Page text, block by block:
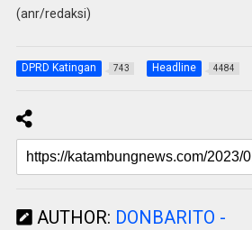
(anr/redaksi)
DPRD Katingan 743 Headline 4484
AUTHOR: DONBARITO -